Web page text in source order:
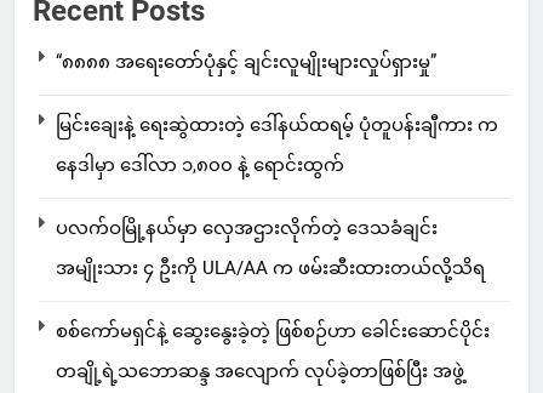
Recent Posts
“၈၈၈၈ အရေးတော်ပုံနှင့် ချင်းလူမျိုးများလှုပ်ရှားမှု”
မြင်းချေးနဲ့ ရေးဆွဲထားတဲ့ ဒေါ်နယ်ထရမ့် ပုံတူပန်းချီကား က
နေဒါမှာ ဒေါ်လာ ၁,၈၀၀ နဲ့ ရောင်းထွက်
ပလက်ဝမြို့နယ်မှာ လှေအဌားလိုက်တဲ့ ဒေသခံချင်း
အမျိုးသား ၄ ဦးကို ULA/AA က ဖမ်းဆီးထားတယ်လို့သိရ
စစ်ကော်မရှင်နဲ့ ဆွေးနွေးခဲ့တဲ့ ဖြစ်စဉ်ဟာ ခေါင်းဆောင်ပိုင်း
တချို့ရဲ့သဘောဆန္ဒ အလျောက် လုပ်ခဲ့တာဖြစ်ပြီး အဖွဲ့